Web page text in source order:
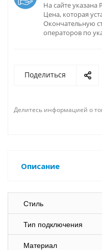
На сайте
Цена, которая
Окончательную
операторов по
Поделиться
Делитесь информацией о
Описание
Стиль
Тип подключения
Материал